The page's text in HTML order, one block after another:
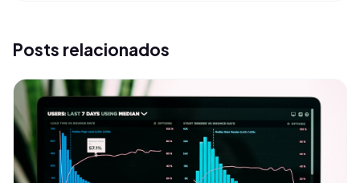
Posts relacionados